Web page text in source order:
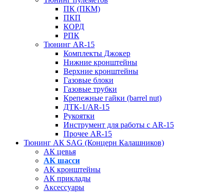
ПК (ПКМ)
ПКП
КОРД
РПК
Тюнинг AR-15
Комплекты Джокер
Нижние кронштейны
Верхние кронштейны
Газовые блоки
Газовые трубки
Крепежные гайки (barrel nut)
ДТК-1/AR-15
Рукоятки
Инструмент для работы с AR-15
Прочее AR-15
Тюнинг АК SAG (Концерн Калашников)
АК цевья
АК шасси
АК кронштейны
АК приклады
Аксессуары